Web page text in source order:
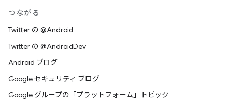
つながる
Twitter の @Android
Twitter の @AndroidDev
Android ブログ
Google セキュリティ ブログ
Google グループの「プラットフォーム」トピック